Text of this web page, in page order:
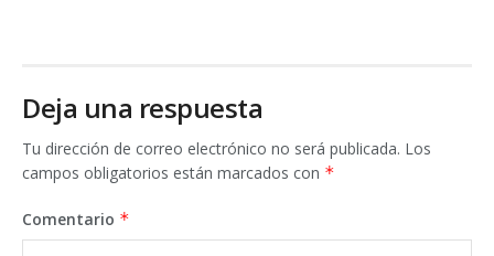
Deja una respuesta
Tu dirección de correo electrónico no será publicada. Los
campos obligatorios están marcados con *
Comentario *